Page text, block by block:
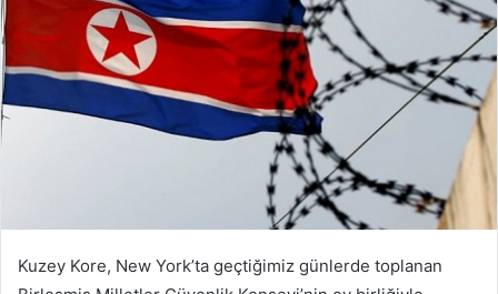
Kuzey Kore, New York’ta geçtiğimiz günlerde toplanan